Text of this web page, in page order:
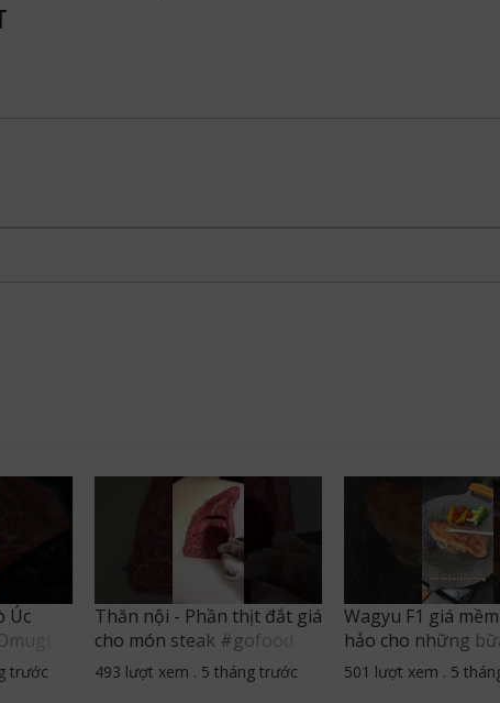
Úc
trước
Thăn nội - Phần thịt đắt giá
cho món steak #gofood
#thucphamnhapkhau
#steak #thannoibo
493 lượt xem . 5 tháng trước
Wagyu F1 giá
hảo cho những
steak #gofood
501 lượt xem . 5